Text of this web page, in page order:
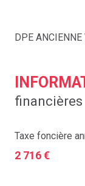
DPE ANCIENNE
financières
Taxe foncière
2 716 €